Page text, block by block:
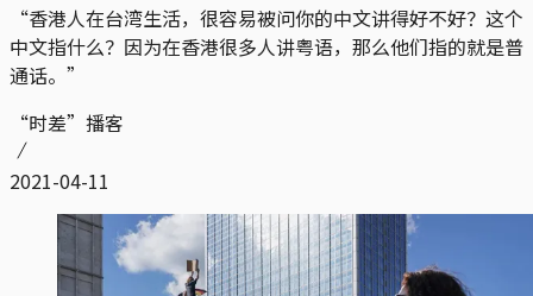
“香港人在台湾生活，很容易被问你的中文讲得好不好？这个
中文指什么？因为在香港很多人讲粤语，那么他们指的就是普
通话。”
“时差”播客
2021-04-11